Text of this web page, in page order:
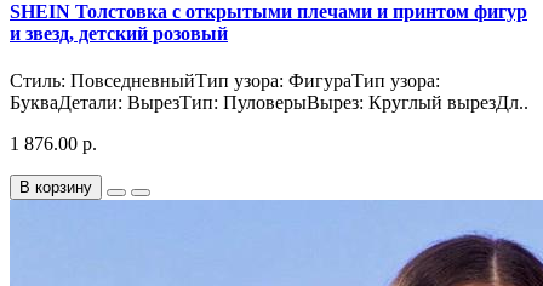
SHEIN Толстовка с открытыми плечами и принтом фигур
и звезд, детский розовый
Стиль: ПовседневныйТип узора: ФигураТип узора:
БукваДетали: ВырезТип: ПуловерыВырез: Круглый вырезДл..
1 876.00 р.
В корзину